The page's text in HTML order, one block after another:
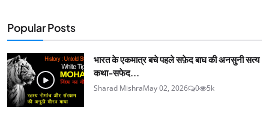
Popular Posts
भारत के एकमात्र बचे पहले सफ़ेद बाघ की अनसुनी सत्य
कथा-सफेद...
Sharad MishraMay 02, 2026 0 5k